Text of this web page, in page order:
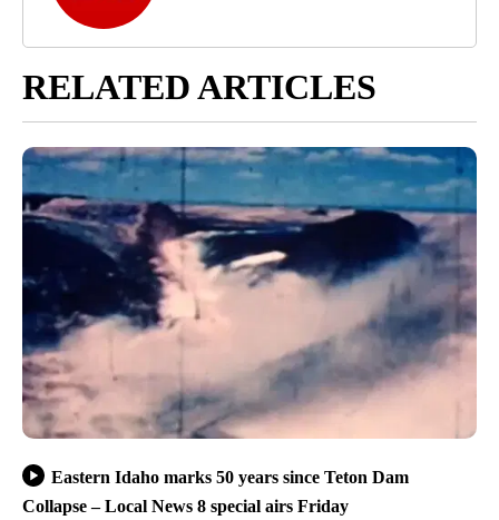
RELATED ARTICLES
Eastern Idaho marks 50 years since Teton Dam
Collapse – Local News 8 special airs Friday